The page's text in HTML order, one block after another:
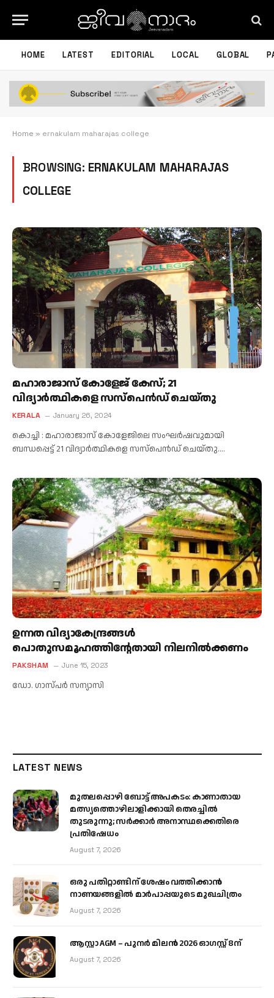
HOME LATEST EDITORIAL LOCAL GLOBAL
Home » ernakulam maharajas college
BROWSING: ERNAKULAM MAHARAJAS
COLLEGE
മഹാരാജാസ് കോളേജ് കേസ്; 21
വിദ്യാർത്ഥികളെ സസ്‌പെൻഡ് ചെയ്തു
KERALA January 26, 2024
കൊച്ചി : മഹാരാജാസ് കോളേജിലെ സംഘർഷവുമായി
ബന്ധപ്പെട്ട് 21 വിദ്യാർത്ഥികളെ സസ്‌പെൻഡ് ചെയ്തു.…
ഉന്നത വിദ്യാകേന്ദ്രങ്ങള്‍
പൊതുസമൂഹത്തിന്റേതായി നിലനില്‍ക്കണം
PAKSHAM June 15, 2023
ഡോ. ഗാസ്പര്‍ സന്യാസി
LATEST NEWS
മുതലപ്പൊഴി ബോട്ട് അപകടം: കാണാതായ
മത്സ്യത്തൊഴിലാളിക്കായി തെരച്ചിൽ
തുടരുന്നു; സർക്കാർ അനാസ്ഥക്കെതിരെ
പ്രതിഷേധം
August 7, 2026
ഒരു പതിറ്റാണ്ടിന് ശേഷം വത്തിക്കാൻ
നാണയങ്ങളിൽ മാർപാപ്പയുടെ മുഖചിത്രം
August 7, 2026
ആസ്റ്റാ AGM – പുനർ മിലൻ 2026 ഓഗസ്റ്റ് 8ന്
August 7, 2026